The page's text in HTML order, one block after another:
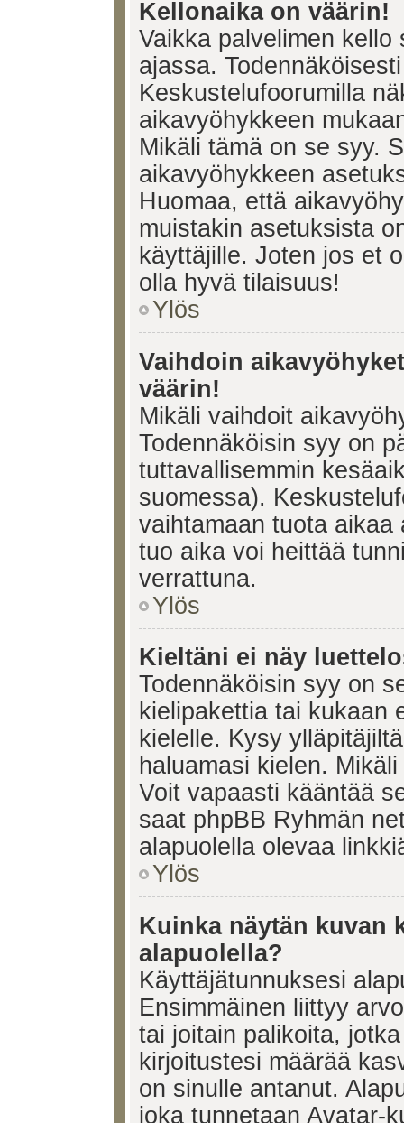
Kellonaika on väärin!
Vaikka palvelimen
ajassa.
Keskustelufoorumilla
aikavyöhykkeen
Mikäli tämä on se syy.
aikavyöhykkeen
Huomaa, että
muistakin asetuksista
käyttäjille. Joten jos et
olla hyvä tilaisuus!
Ylös
Vaihdoin
väärin!
Mikäli vaihdoit
Todennäköisin syy on
tuttavallisemmin
suomessa).
vaihtamaan tuota
tuo aika voi heittää
verrattuna.
Ylös
Kieltäni ei näy
Todennäköisin syy on
kielipakettia tai kukaan
kielelle. Kysy
haluamasi kielen.
Voit vapaasti kääntää
saat phpBB Ryhmän
alapuolella olevaa
Ylös
Kuinka näytän kuvan
alapuolella?
Käyttäjätunnuksesi
Ensimmäinen liittyy
tai joitain palikoita,
kirjoitustesi määrää
on sinulle antanut.
joka tunnetaan Avatar-